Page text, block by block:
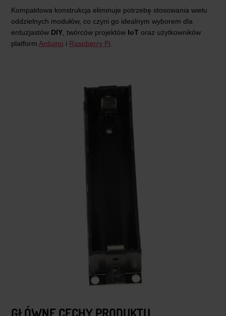
Kompaktowa konstrukcja eliminuje potrzebę stosowania wielu
oddzielnych modułów, co czyni go idealnym wyborem dla
entuzjastów DIY , twórców projektów IoT oraz użytkowników
platform Arduino i Raspberry Pi
GŁÓWNE CECHY PRODUKTU